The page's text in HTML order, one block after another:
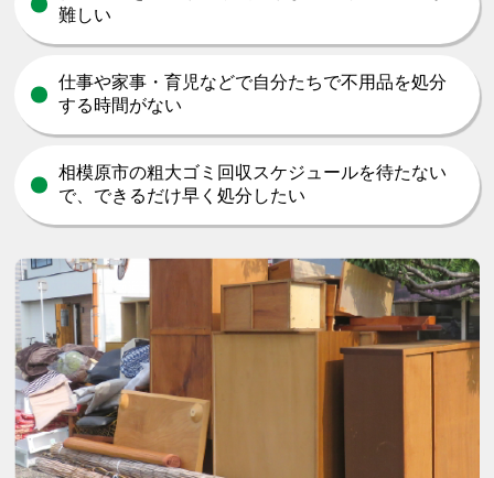
難しい
仕事や家事・育児などで自分たちで不用品を処分
する時間がない
相模原市の粗大ゴミ回収スケジュールを待たない
で、できるだけ早く処分したい